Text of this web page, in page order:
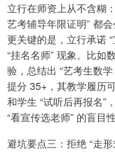
立行在师资上从不含糊
艺考辅导年限证明” 都
更关键的是，立行承诺
“挂名名师” 现象。比如
验，总结出 “艺考生数
提分 35+，其教学履历
和学生 “试听后再报名”
“看宣传选老师” 的盲目性
避坑要点三：拒绝 “走